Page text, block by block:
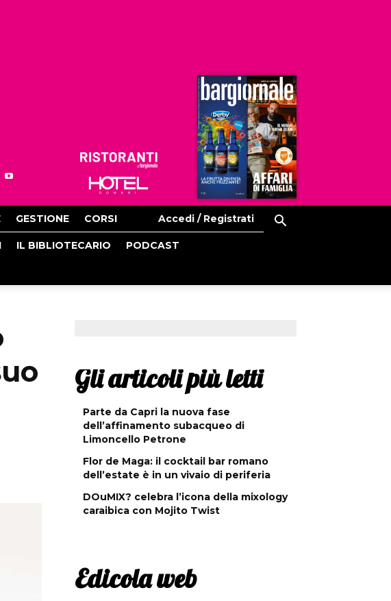
Ristoranti
Hoteldomani
GESTIONE CORSI Accedi / Registrati
IL BIBLIOTECARIO PODCAST
Gli articoli più letti
Parte da Capri la nuova fase
dell’affinamento subacqueo di
Limoncello Petrone
Flor de Maga: il cocktail bar romano
dell’estate è in un vivaio di periferia
DOuMIX? celebra l’icona della mixology
caraibica con Mojito Twist
Edicola web